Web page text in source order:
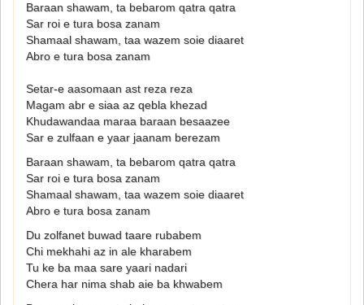
Baraan shawam, ta bebarom qatra qatra
Sar roi e tura bosa zanam
Shamaal shawam, taa wazem soie diaaret
Abro e tura bosa zanam
Setar-e aasomaan ast reza reza
Magam abr e siaa az qebla khezad
Khudawandaa maraa baraan besaazee
Sar e zulfaan e yaar jaanam berezam
Baraan shawam, ta bebarom qatra qatra
Sar roi e tura bosa zanam
Shamaal shawam, taa wazem soie diaaret
Abro e tura bosa zanam
Du zolfanet buwad taare rubabem
Chi mekhahi az in ale kharabem
Tu ke ba maa sare yaari nadari
Chera har nima shab aie ba khwabem